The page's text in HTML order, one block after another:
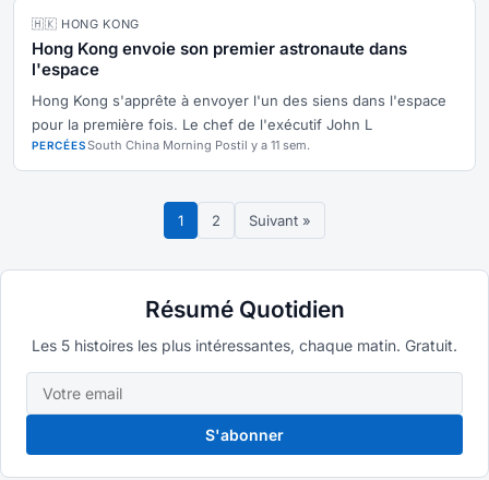
🇭🇰 HONG KONG
Hong Kong envoie son premier astronaute dans
l'espace
Hong Kong s'apprête à envoyer l'un des siens dans l'espace
pour la première fois. Le chef de l'exécutif John L
PERCÉESSouth China Morning Postil y a 11 sem.
1 2 Suivant »
Résumé Quotidien
Les 5 histoires les plus intéressantes, chaque matin. Gratuit.
S'abonner